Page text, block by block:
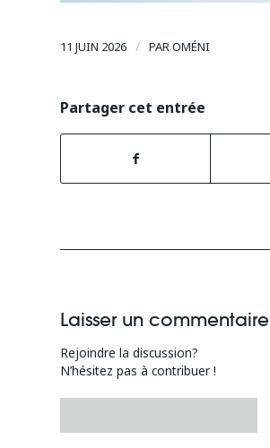
11 JUIN 2026 / PAROMÉNI
Partager cet entrée
Laisser un commentaire
Rejoindre la discussion?
N’hésitez pas à contribuer !